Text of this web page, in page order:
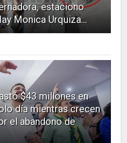
estaciono
Monica Urquiza...
$43 millones en
día mientras crecen
el abandono de